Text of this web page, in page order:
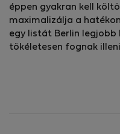
éppen gyakran kell
maximalizálja a
egy listát Berlin
tökéletesen fognak